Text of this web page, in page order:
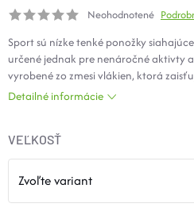
CYKLISTIKA
Značky
Podmienky ochrany osobných
Kontakty
Veľkostné tabuľky
Reklamácie
Zľavové kódy
Neohodnotené
Sport sú nízke tenké ponožky
určené jednak pre nenáročné aktivty
vyrobené zo zmesi vlákien, ktorá
pohodlie.
Detailné informácie
VEĽKOSŤ